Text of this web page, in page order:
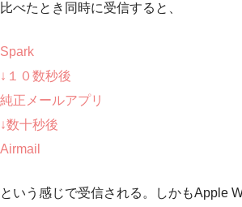
比べたとき同時に受信すると、
Spark
↓１０数秒後
純正メールアプリ
↓数十秒後
Airmail
という感じで受信される。しかもApple